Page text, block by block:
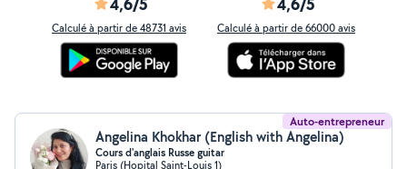
Calculé à partir de 48731 avis Calculé à partir de 66000 avis
Auto-entrepreneur
Angelina Khokhar (English with Angelina)
Cours d'anglais Russe guitar
Paris (Hopital Saint-Louis 1)